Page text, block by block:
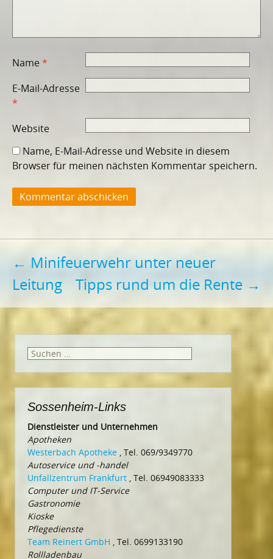
Name*
E-Mail-Adresse
*
Website
Name, E-Mail-Adresse und Website in diesem
Browser für meinen nächsten Kommentar speichern.
Beitragsnavigation
← Minifeuerwehr unter neuer
Leitung
Tipps rund um die Rente →
Suchen
Sossenheim-Links
Dienstleister und Unternehmen
Apotheken
Westerbach Apotheke , Tel. 069/9349770
Autoservice und -handel
Unfallzentrum Frankfurt , Tel. 06949083333
Computer und IT-Service
Gastronomie
Kioske
Pflegedienste
Team Reinert GmbH , Tel. 0699133190
Rollladenbau